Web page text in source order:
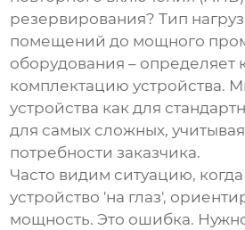
резервирования? Тип
помещений до мощного
оборудования – определяет
комплектацию устройства.
устройства как для
для самых сложных,
потребности заказчика.
Часто видим ситуацию,
устройство 'на глаз',
мощность. Это ошибка.